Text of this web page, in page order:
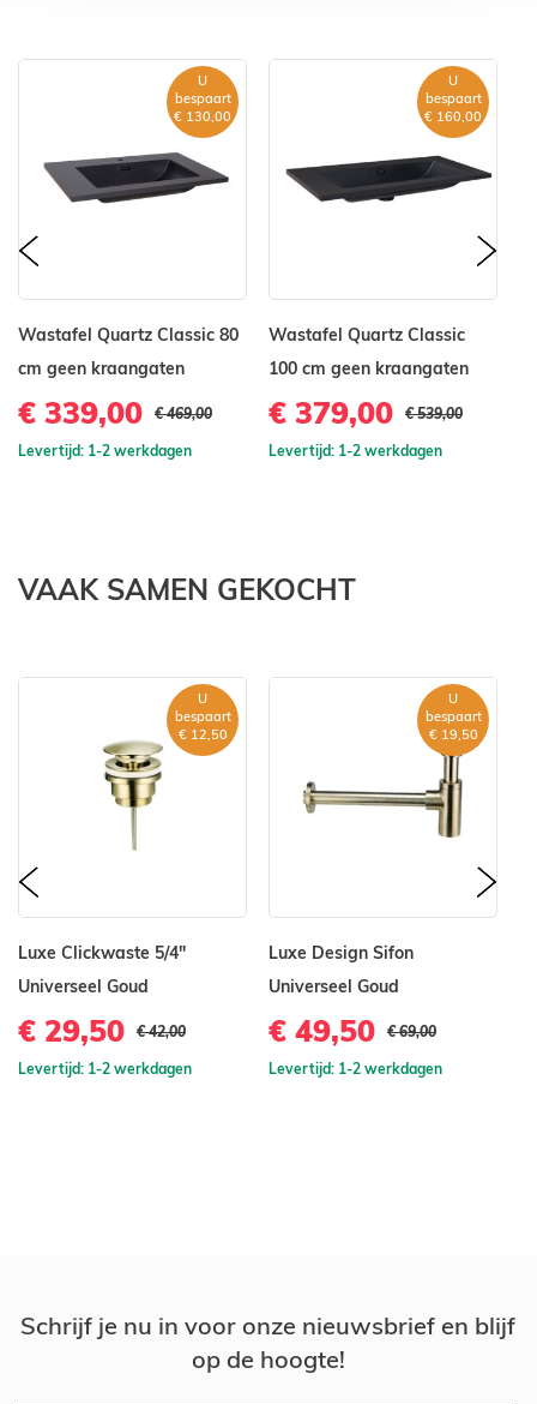
Wastafel Quartz Classic 80
cm geen kraangaten
U
bespaart
€ 130,00
€ 339,00 € 469,00
Levertijd: 1-2 werkdagen
Wastafel Quartz Classic
100 cm geen kraangaten
U
bespaart
€ 160,00
€ 379,00 € 539,00
Levertijd: 1-2 werkdagen
VAAK SAMEN GEKOCHT
Luxe Clickwaste 5/4"
Universeel Goud
U
bespaart
€ 12,50
€ 29,50 € 42,00
Levertijd: 1-2 werkdagen
Luxe Design Sifon
Universeel Goud
U
bespaart
€ 19,50
€ 49,50 € 69,00
Levertijd: 1-2 werkdagen
Schrijf je nu in voor onze nieuwsbrief en blijf
op de hoogte!